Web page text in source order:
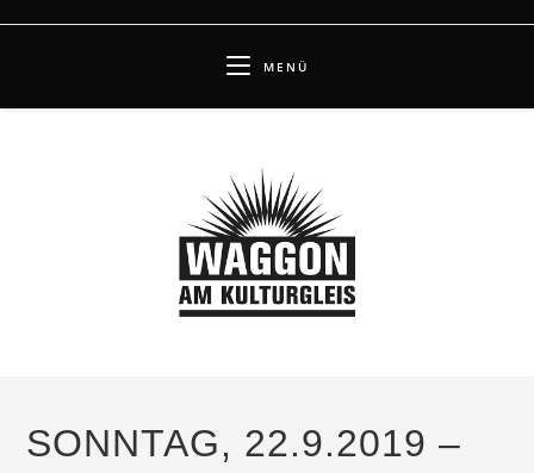
MENÜ
SONNTAG, 22.9.2019 –